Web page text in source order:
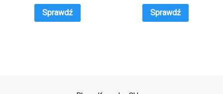
Sprawdź Sprawdź